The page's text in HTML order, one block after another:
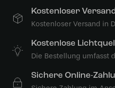
Kostenloser Versand
Kostenloser Versand in
Kostenlose
Die Bestellung umfasst
Sichere Online-